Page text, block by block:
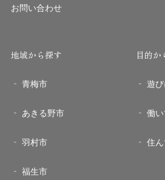
お問い合わせ
地域から探す
青梅市
あきる野市
羽村市
福生市
目的か
遊
働
住